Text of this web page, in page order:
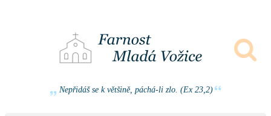
Nepřidáš se k většině, páchá-li zlo. (Ex 23,2)